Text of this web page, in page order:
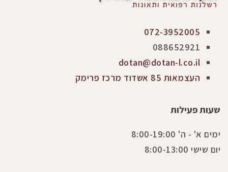
072-3952005
088652921
dotan@dotan-l.co.il
העצמאות 85 אשדוד מרכז פרימק
שעות פעילות
ימים א' - ה' 8:00-19:00
יום שישי 8:00-13:00